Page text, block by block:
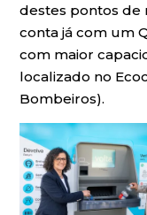
destes pontos de
conta já com um
com maior
localizado no
Bombeiros).